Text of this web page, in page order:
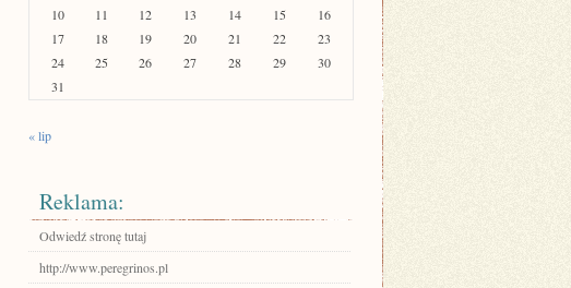
10
11 12 13 14 15
16
17
18 19 20 21 22
23
24
25 26 27 28 29
30
31
« lip
Reklama:
Odwiedź stronę tutaj
http://www.peregrinos.pl